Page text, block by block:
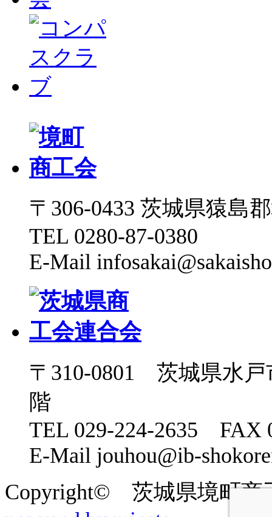
〒306-0433 茨城県猿島
TEL 0280-87-0380
E-Mail
〒310-0801 茨城県水
階
TEL 029-224-2635 FAX
E-Mail jouhou@ib-
Copyright© 茨城県境町商